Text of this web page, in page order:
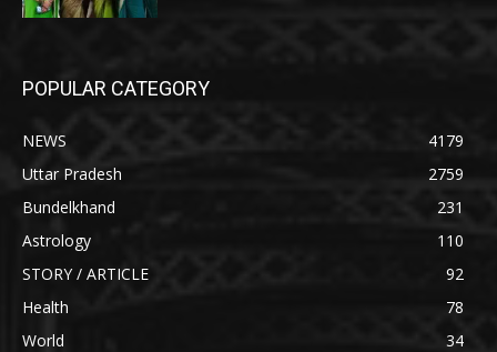
POPULAR CATEGORY
NEWS
4179
Uttar Pradesh
2759
Bundelkhand
231
Astrology
110
STORY / ARTICLE
92
Health
78
World
34